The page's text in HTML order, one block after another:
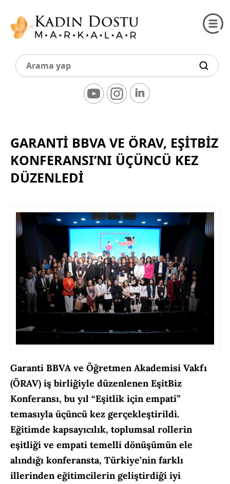
GARANTI BBVA VE ÖRAV, EŞITBIZ
KONFERANSI’NI ÜÇÜNCÜ KEZ
DÜZENLEDI
Garanti BBVA ve Öğretmen Akademisi Vakfı
(ÖRAV) iş birliğiyle düzenlenen EşitBiz
Konferansı, bu yıl “Eşitlik için empati”
temasıyla üçüncü kez gerçekleştirildi.
Eğitimde kapsayıcılık, toplumsal rollerin
eşitliği ve empati temelli dönüşümün ele
alındığı konferansta, Türkiye’nin farklı
illerinden eğitimcilerin geliştirdiği iyi